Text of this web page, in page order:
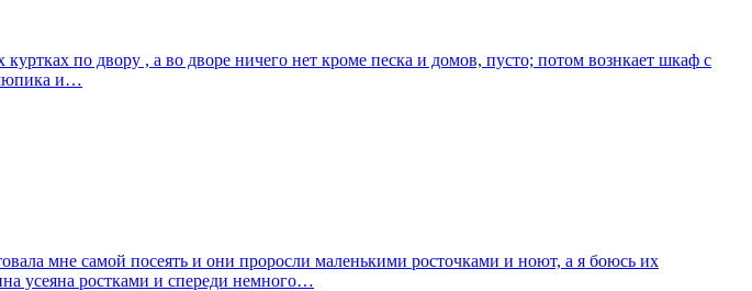
по двору , а во дворе ничего нет кроме песка и домов, пусто; потом вознкает шкаф с
и…
мне самой посеять и они проросли маленькими росточками и ноют, а я боюсь их
усеяна ростками и спереди немного…